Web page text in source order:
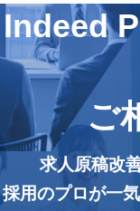
Indeed
ご
求人原稿改
採用のプロが一